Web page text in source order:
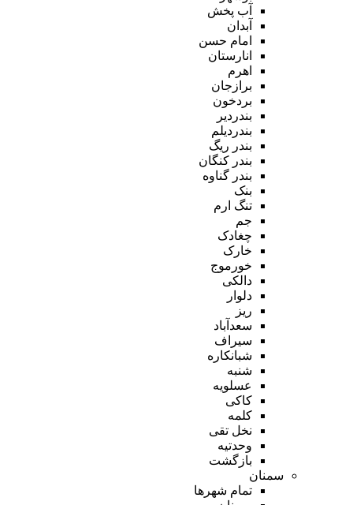
آب پخش
آبدان
امام حسن
انارستان
اهرم
برازجان
بردخون
بندردیر
بندردیلم
بندر ریگ
بندر کنگان
بندر گناوه
بنک
تنگ ارم
جم
چغادک
خارک
خورموج
دالکی
دلوار
ریز
سعدآباد
سیراف
شبانکاره
شنبه
عسلویه
کاکی
کلمه
نخل تقی
وحدتیه
بازگشت
سمنان
تمام شهر‌ها